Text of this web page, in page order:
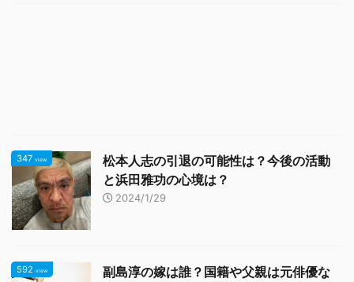
347 view
松本人志の引退の可能性は？今後の活動
と浜田雅功の心境は？
2024/1/29
592 view
副島淳の嫁は誰？国籍や父親は元俳優な